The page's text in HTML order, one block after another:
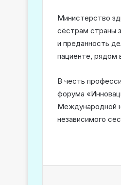
Министерство
сёстрам страны
и преданность
пациенте, рядом
В честь
форума
Международной
независимого